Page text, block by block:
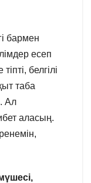
бармен
есеп
белгілі
таба
Ал
аласың.